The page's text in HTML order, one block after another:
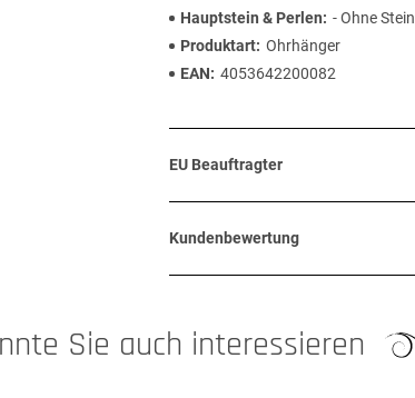
Hauptstein & Perlen
- Ohne Stein
Produktart Ohrhänger
EAN
4053642200082
EU Beauftragter
Kundenbewertung
Sie auch interessieren